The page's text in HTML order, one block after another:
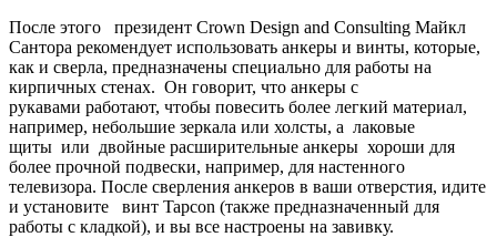
После этого президент Crown Design and Consulting Майкл
Сантора рекомендует использовать анкеры и винты, которые,
как и сверла, предназначены специально для работы на
кирпичных стенах. Он говорит, что анкеры с
рукавами работают, чтобы повесить более легкий материал,
например, небольшие зеркала или холсты, а лаковые
щиты или двойные расширительные анкеры хороши для
более прочной подвески, например, для настенного
телевизора. После сверления анкеров в ваши отверстия, идите
и установите винт Tapcon (также предназначенный для
работы с кладкой), и вы все настроены на завивку.